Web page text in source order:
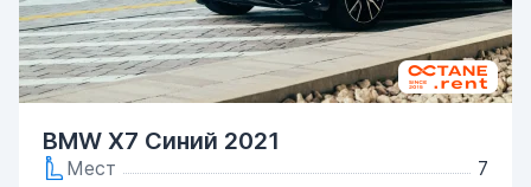
BMW X7 Синий 2021
Мест
7